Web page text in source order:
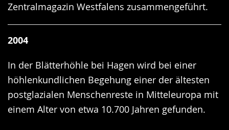
Zentralmagazin Westfalens zusammengeführt.
2004
In der Blätterhöhle bei Hagen wird bei einer
höhlenkundlichen Begehung einer der ältesten
postglazialen Menschenreste in Mitteleuropa mit
einem Alter von etwa 10.700 Jahren gefunden.